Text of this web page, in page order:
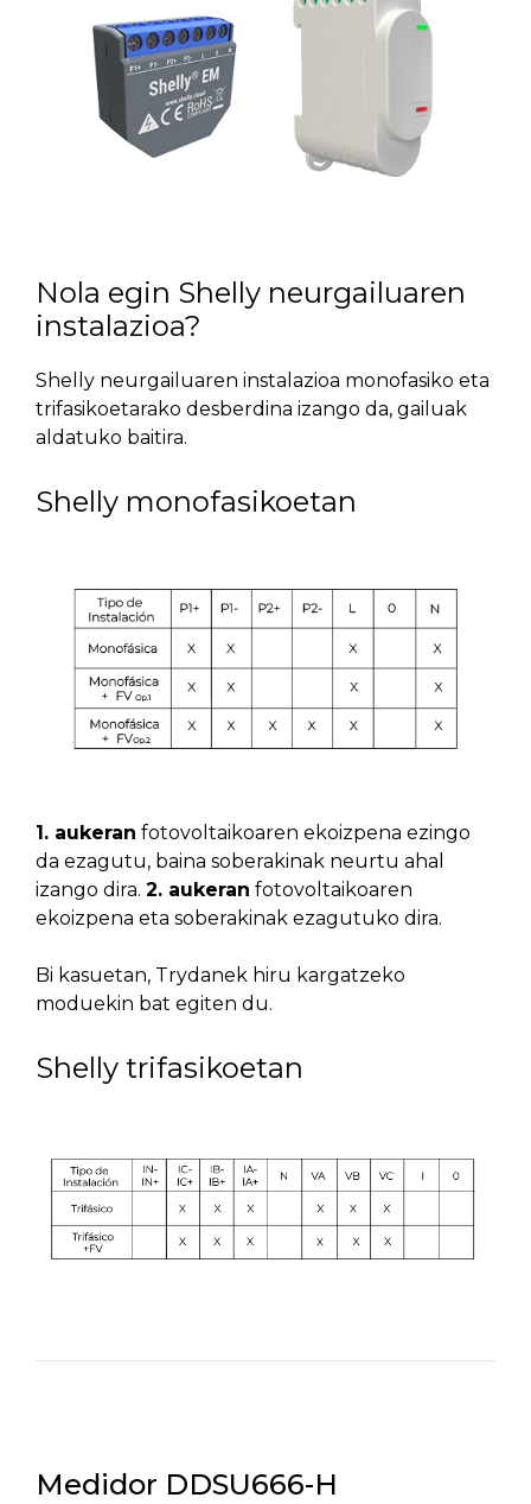
Nola egin Shelly neurgailuaren
instalazioa?
Shelly neurgailuaren instalazioa monofasiko eta
trifasikoetarako desberdina izango da, gailuak
aldatuko baitira.
Shelly monofasikoetan
1. aukeran fotovoltaikoaren ekoizpena ezingo
da ezagutu, baina soberakinak neurtu ahal
izango dira. 2. aukeran fotovoltaikoaren
ekoizpena eta soberakinak ezagutuko dira.
Bi kasuetan, Trydanek hiru kargatzeko
moduekin bat egiten du.
Shelly trifasikoetan
Medidor DDSU666-H